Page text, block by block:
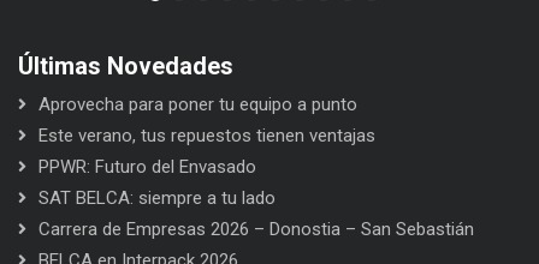
Últimas Novedades
Aprovecha para poner tu equipo a punto
Este verano, tus repuestos tienen ventajas
PPWR: Futuro del Envasado
SAT BELCA: siempre a tu lado
Carrera de Empresas 2026 – Donostia – San Sebastián